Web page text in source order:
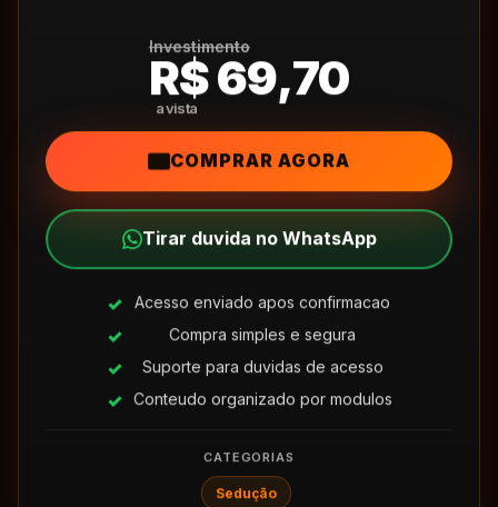
Investimento
R$ 69,70
COMPRAR AGORA
Tirar duvida no WhatsApp
Acesso enviado apos confirmacao
Compra simples e segura
Suporte para duvidas de acesso
Conteudo organizado por modulos
CATEGORIAS
Sedução